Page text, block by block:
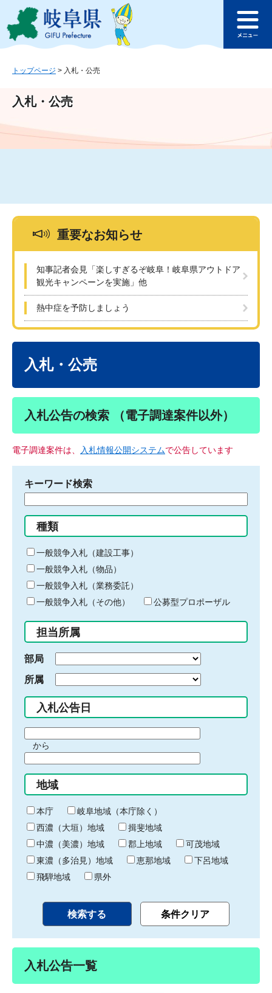
ジ
ュ
文
このページの本文へ
ュ
トップページ > 入札・公売
入札・公売
重要なお知らせ
知事記者会見「楽しすぎるぞ岐阜！岐阜県アウトドア
観光キャンペーンを実施」他
熱中症を予防しましょう
入札・公売
入札公告の検索 （電子調達案件以外）
電子調達案件は、 入札情報公開システムで公告しています
キーワード検索
る
キ
ー
ワ
ー
ド
入
力
種類
一般競争入札（建設工事）
一般競争入札（物品）
一般競争入札（業務委託）
一般競争入札（その他）
公募型プロポーザル
担当所属
部局
所属
入札公告日
間
始
り
から
間
終
わ
り
地域
本庁
岐阜地域（本庁除く）
西濃（大垣）地域
揖斐地域
中濃（美濃）地域
郡上地域
可茂地域
東濃（多治見）地域
恵那地域
下呂地域
飛騨地域
県外
入札公告一覧